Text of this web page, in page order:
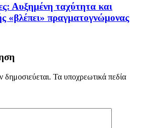
Αυξημένη ταχύτητα και
«βλέπει» πραγματογνώμονας
Τα υποχρεωτικά πεδία